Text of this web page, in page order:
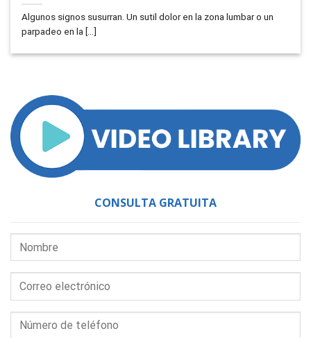
Algunos signos susurran. Un sutil dolor en la zona lumbar o un
parpadeo en la [...]
CONSULTA GRATUITA